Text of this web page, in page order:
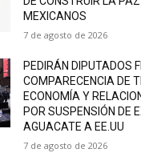
MEXICANOS
7 de agosto de 2026
PEDIRÁN DIPUTADOS
COMPARECENCIA DE
ECONOMÍA Y
POR SUSPENSIÓN DE
AGUACATE A EE.UU
7 de agosto de 2026